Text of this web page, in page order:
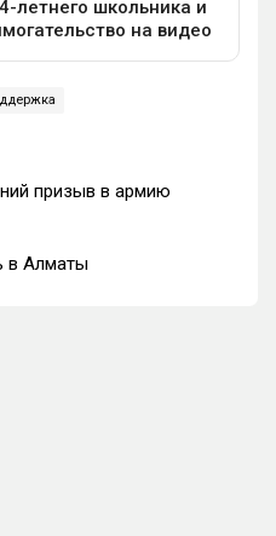
призыв в армию
в Алматы